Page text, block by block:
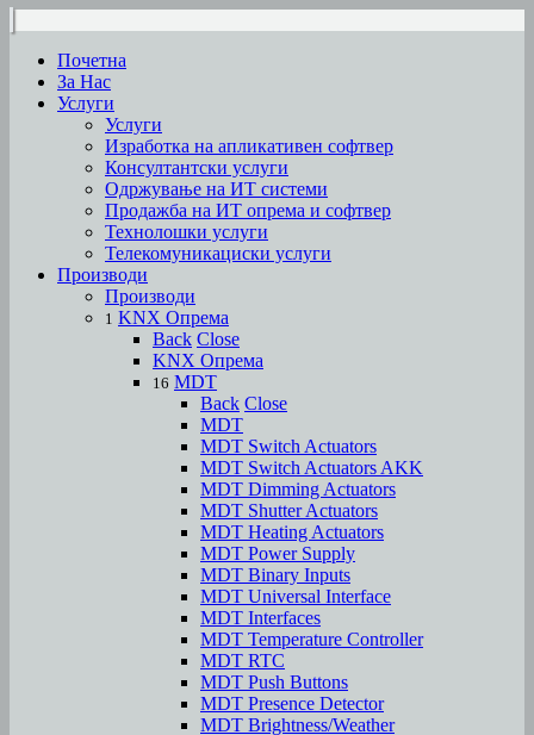
Почетна
За Нас
Услуги
Услуги
Изработка на апликативен софтвер
Консултантски услуги
Одржување на ИТ системи
Продажба на ИТ опрема и софтвер
Технолошки услуги
Телекомуникациски услуги
Производи
Производи
1 KNX Опрема
Back Close
KNX Опрема
16 MDT
Back Close
MDT
MDT Switch Actuators
MDT Switch Actuators AKK
MDT Dimming Actuators
MDT Shutter Actuators
MDT Heating Actuators
MDT Power Supply
MDT Binary Inputs
MDT Universal Interface
MDT Interfaces
MDT Temperature Controller
MDT RTC
MDT Push Buttons
MDT Presence Detector
MDT Brightness/Weather